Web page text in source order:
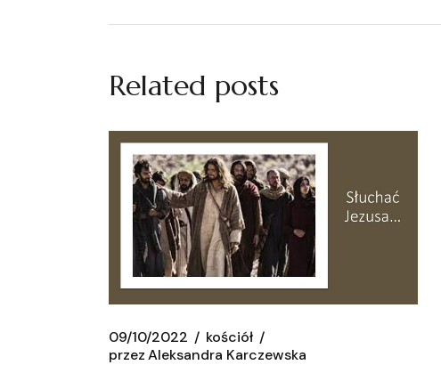
Related posts
09/10/2022
kościół
przezAleksandra Karczewska